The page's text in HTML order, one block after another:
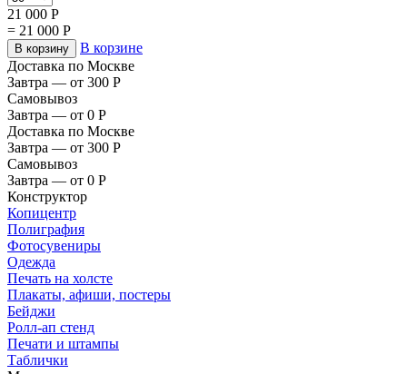
21 000 Р
= 21 000 Р
В корзину
В корзине
Доставка по Москве
Завтра — от 300 Р
Самовывоз
Завтра — от 0 Р
Доставка по Москве
Завтра — от 300 Р
Самовывоз
Завтра — от 0 Р
Конструктор
Копицентр
Полиграфия
Фотосувениры
Одежда
Печать на холсте
Плакаты, афиши, постеры
Бейджи
Ролл-ап стенд
Печати и штампы
Таблички